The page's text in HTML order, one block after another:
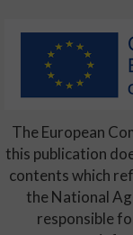
The European
this publication
contents which
the National
responsible